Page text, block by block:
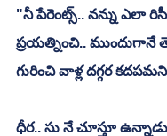
"నీ పేరెంట్స్.. నన్ను ఎలా
ప్రయత్నించి.. ముందుగానే
గురించి వాళ్ల దగ్గర
ధీర.. సు నే చూస్తూ